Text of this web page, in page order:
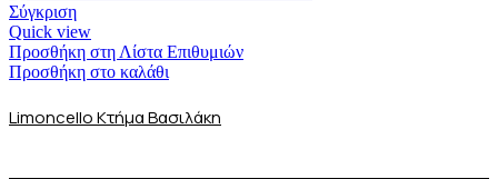
Σύγκριση
Quick view
Προσθήκη στη Λίστα Επιθυμιών
Προσθήκη στο καλάθι
Limoncello Κτήμα Βασιλάκη